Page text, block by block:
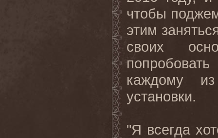
чтобы
этим
своих
каждому
установки.
"Я всегда